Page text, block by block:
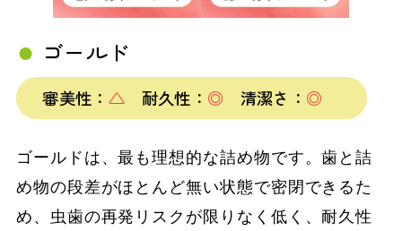
ゴールド
審美性： △ 耐久性： ◎ 清潔さ： ◎
ゴールドは、最も理想的な詰め物です。歯と詰
め物の段差がほとんど無い状態で密閉できるた
め、虫歯の再発リスクが限りなく低く、耐久性